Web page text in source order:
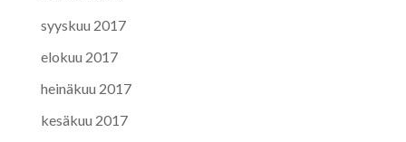
syyskuu 2017
elokuu 2017
heinäkuu 2017
kesäkuu 2017